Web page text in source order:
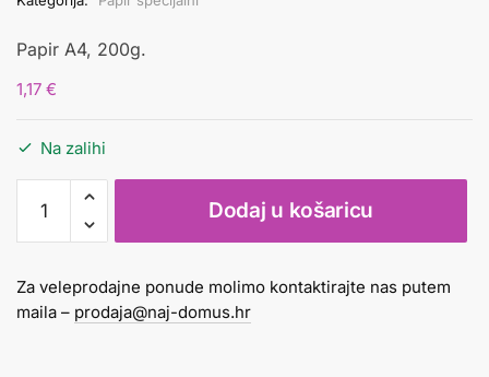
Papir A4, 200g.
1,17 €
Na zalihi
svjetlucavi
A4
boja
breskve
Dodaj u košaricu
Za veleprodajne ponude molimo kontaktirajte nas putem
maila – prodaja@naj-domus.hr